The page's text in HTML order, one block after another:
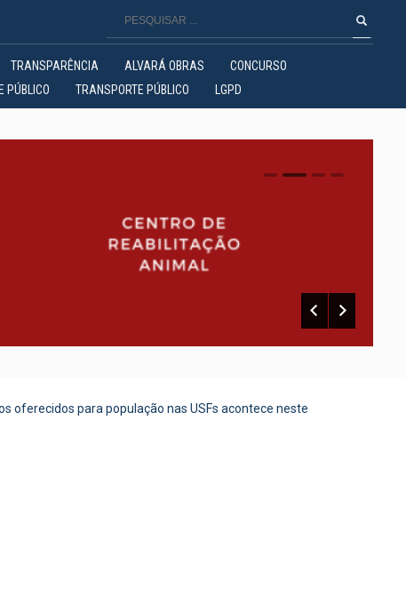
TRANSPARÊNCIA ALVARÁ OBRAS
CONCURSO
PÚBLICO TRANSPORTE PÚBLICO LGPD
0 1 2
oferecidos para população nas USFs acontece neste